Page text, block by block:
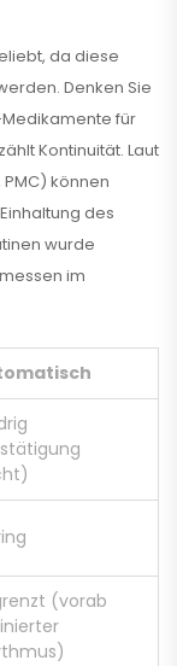
da diese
Denken Sie
für
Kontinuität. Laut
können
des
wurde
im
(vorab